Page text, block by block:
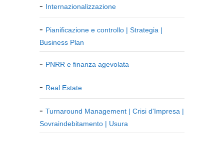
Internazionalizzazione
Pianificazione e controllo | Strategia |
Business Plan
PNRR e finanza agevolata
Real Estate
Turnaround Management | Crisi d'Impresa |
Sovraindebitamento | Usura